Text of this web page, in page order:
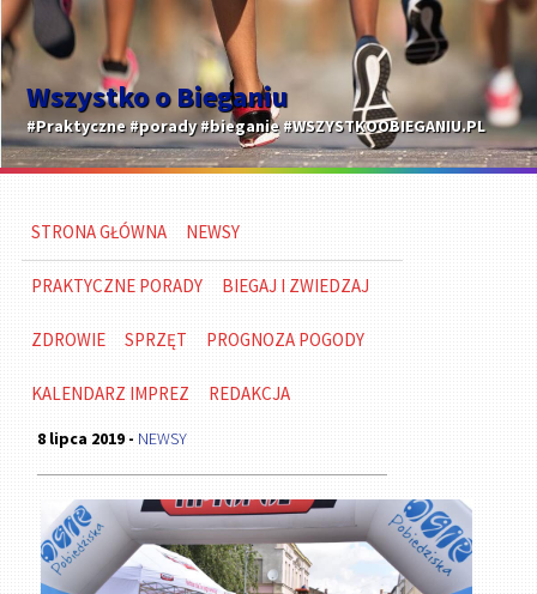
Wszystko o Bieganiu
#Praktyczne #porady #bieganie #WSZYSTKOOBIEGANIU.PL
STRONA GŁÓWNA NEWSY
PRAKTYCZNE PORADY BIEGAJ I ZWIEDZAJ
ZDROWIE SPRZĘT PROGNOZA POGODY
KALENDARZ IMPREZ REDAKCJA
8 lipca 2019 - NEWSY